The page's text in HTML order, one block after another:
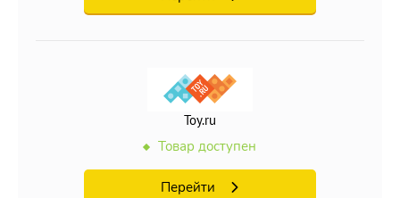
Toy.ru
Товар доступен
Перейти